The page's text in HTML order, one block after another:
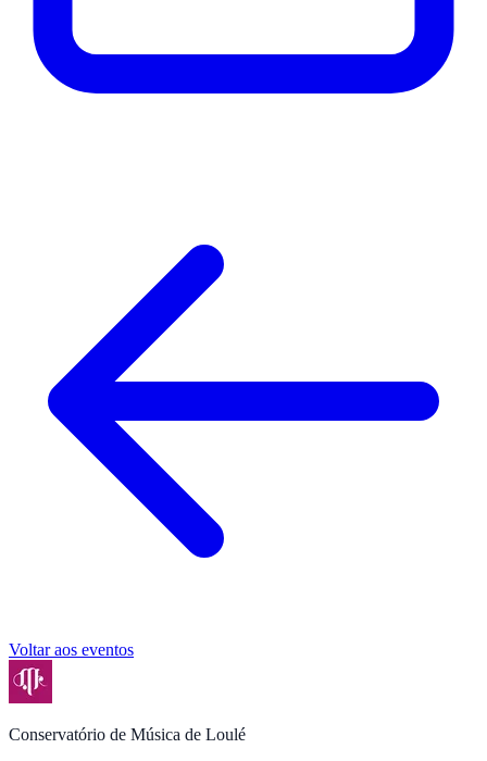
Voltar aos eventos
Conservatório de Música de Loulé